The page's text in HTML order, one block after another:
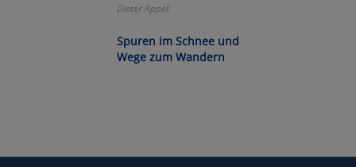
Dieter Appel:
Spuren im Schnee und
Wege zum Wandern